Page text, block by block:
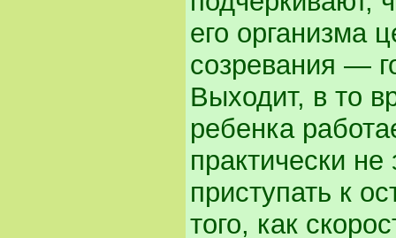
его организма
созревания —
Выходит, в то
ребенка
практически
приступать к
того, как